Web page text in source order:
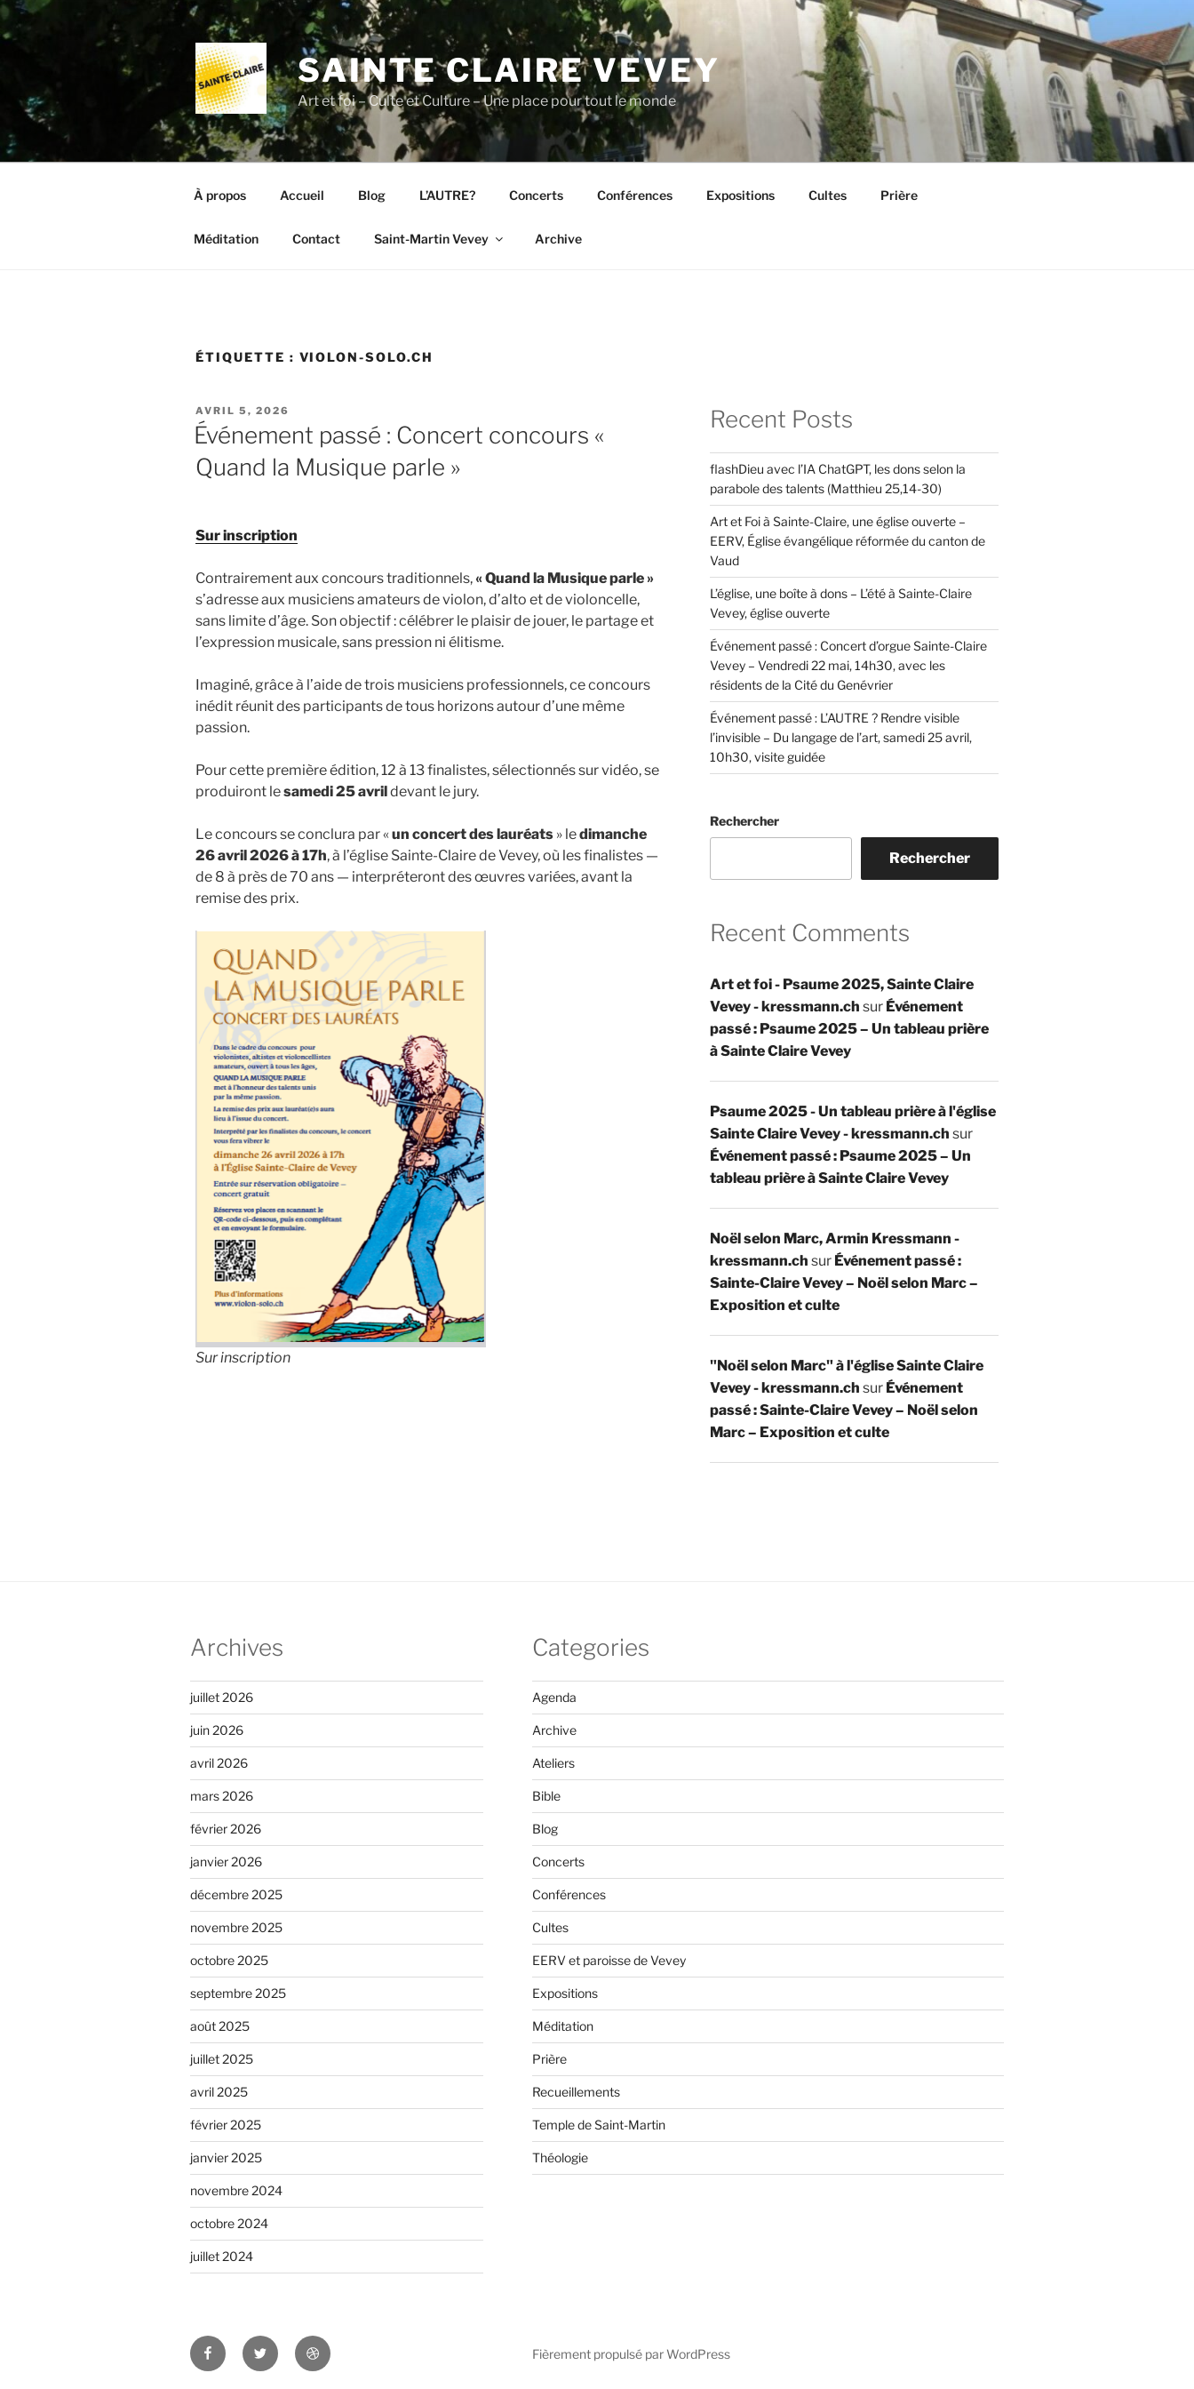
Aller
au
SAINTE CLAIRE VEVEY
Art et foi – Culte et Culture – Une place pour tout le monde
À propos Accueil Blog L’AUTRE? Concerts Conférences Expositions Cultes Prière
Méditation Contact Saint-Martin Vevey Archive
ÉTIQUETTE : VIOLON-SOLO.CH
PUBLIÉ
LE
AVRIL 5, 2026
Événement passé : Concert concours «
Quand la Musique parle »
Sur inscription
Contrairement aux concours traditionnels, « Quand la Musique parle »
s’adresse aux musiciens amateurs de violon, d’alto et de violoncelle,
sans limite d’âge. Son objectif : célébrer le plaisir de jouer, le partage et
l’expression musicale, sans pression ni élitisme.
Imaginé, grâce à l’aide de trois musiciens professionnels, ce concours
inédit réunit des participants de tous horizons autour d’une même
passion.
Pour cette première édition, 12 à 13 finalistes, sélectionnés sur vidéo, se
produiront lesamedi 25 avrildevant le jury.
Le concours se conclura par «un concert des lauréats » ledimanche
26 avril 2026 à 17h, à l’église Sainte-Claire de Vevey, où les finalistes —
de 8 à près de 70 ans — interpréteront des œuvres variées, avant la
remise des prix.
Sur inscription
Recent Posts
flashDieu avec l’IA ChatGPT, les dons selon la
parabole des talents (Matthieu 25,14-30)
Art et Foi à Sainte-Claire, une église ouverte –
EERV, Église évangélique réformée du canton de
Vaud
L’église, une boîte à dons – L’été à Sainte-Claire
Vevey, église ouverte
Événement passé : Concert d’orgue Sainte-Claire
Vevey – Vendredi 22 mai, 14h30, avec les
résidents de la Cité du Genévrier
Événement passé : L’AUTRE ? Rendre visible
l’invisible – Du langage de l’art, samedi 25 avril,
10h30, visite guidée
Rechercher
Rechercher
Recent Comments
Art et foi - Psaume 2025, Sainte Claire
Vevey - kressmann.ch sur Événement
passé : Psaume 2025 – Un tableau prière
à Sainte Claire Vevey
Psaume 2025 - Un tableau prière à l'église
Sainte Claire Vevey - kressmann.ch sur
Événement passé : Psaume 2025 – Un
tableau prière à Sainte Claire Vevey
Noël selon Marc, Armin Kressmann -
kressmann.ch sur Événement passé :
Sainte-Claire Vevey – Noël selon Marc –
Exposition et culte
"Noël selon Marc" à l'église Sainte Claire
Vevey - kressmann.ch sur Événement
passé : Sainte-Claire Vevey – Noël selon
Marc – Exposition et culte
Archives
juillet 2026
juin 2026
avril 2026
mars 2026
février 2026
janvier 2026
décembre 2025
novembre 2025
octobre 2025
septembre 2025
août 2025
juillet 2025
avril 2025
février 2025
janvier 2025
novembre 2024
octobre 2024
juillet 2024
Categories
Agenda
Archive
Ateliers
Bible
Blog
Concerts
Conférences
Cultes
EERV et paroisse de Vevey
Expositions
Méditation
Prière
Recueillements
Temple de Saint-Martin
Théologie
FacebookTwitter Dribbble Fièrement propulsé par WordPress